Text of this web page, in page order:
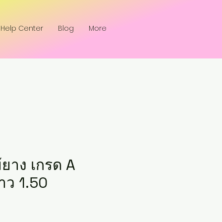
Help Center Blog More
าง เกรด A
ว 1.50